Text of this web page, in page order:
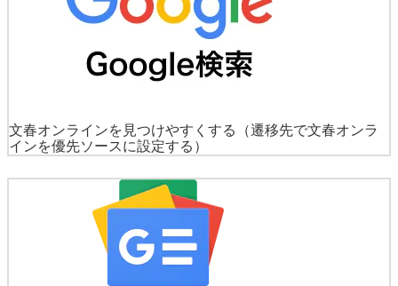
文春オンラインを見つけやすくする
（遷移先で文春オンラ
インを優先ソースに設定する）